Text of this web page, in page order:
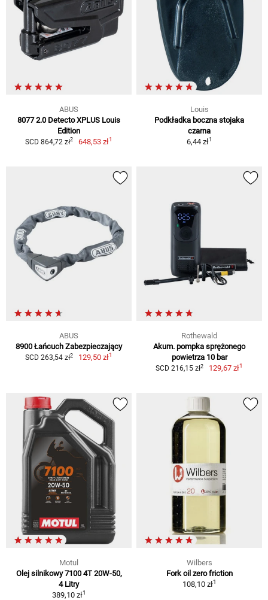
ABUS
8077 2.0 Detecto XPLUS Louis
Edition
SCD 864,72 zł2 648,53 zł1
Louis
Podkładka boczna stojaka
czarna
6,44 zł1
ABUS
8900 Łańcuch Zabezpieczający
SCD 263,54 zł2 129,50 zł1
Rothewald
Akum. pompka sprężonego
powietrza 10 bar
SCD 216,15 zł2 129,67 zł1
Motul
Olej silnikowy 7100 4T 20W-50,
4 Litry
389,10 zł1
Wilbers
Fork oil zero friction
108,10 zł1